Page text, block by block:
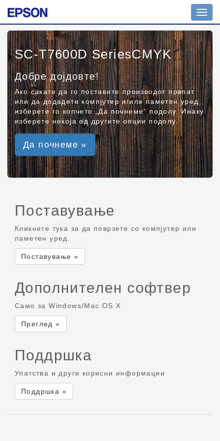
SC-T7600D SeriesCMYK
Добре дојдовте!
Ако сакате да го поставите производот првпат
или да додадете компјутер и/или паметен уред,
изберете го копчето „Да почнеме“ подолу. Инаку
изберете некоја од другите опции подолу.
Да почнеме »
Поставување
Кликнете тука за да поврзете со компјутер или
паметен уред.
Поставување »
Дополнителен софтвер
Само за Windows/Mac OS X
Преглед »
Поддршка
Упатства и други корисни информации
Поддршка »